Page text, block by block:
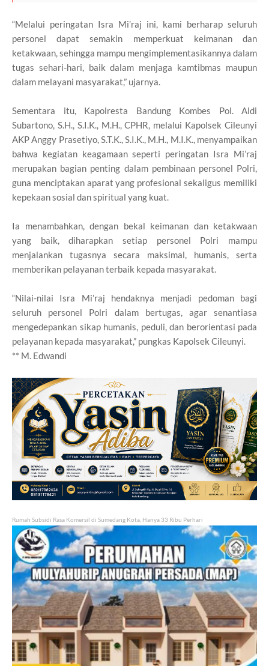
“Melalui peringatan Isra Mi’raj ini, kami berharap seluruh
personel dapat semakin memperkuat keimanan dan
ketakwaan, sehingga mampu mengimplementasikannya dalam
tugas sehari-hari, baik dalam menjaga kamtibmas maupun
dalam melayani masyarakat,” ujarnya.
Sementara itu, Kapolresta Bandung Kombes Pol. Aldi
Subartono, S.H., S.I.K., M.H., CPHR, melalui Kapolsek Cileunyi
AKP Anggy Prasetiyo, S.T.K., S.I.K., M.H., M.I.K., menyampaikan
bahwa kegiatan keagamaan seperti peringatan Isra Mi’raj
merupakan bagian penting dalam pembinaan personel Polri,
guna menciptakan aparat yang profesional sekaligus memiliki
kepekaan sosial dan spiritual yang kuat.
Ia menambahkan, dengan bekal keimanan dan ketakwaan
yang baik, diharapkan setiap personel Polri mampu
menjalankan tugasnya secara maksimal, humanis, serta
memberikan pelayanan terbaik kepada masyarakat.
“Nilai-nilai Isra Mi’raj hendaknya menjadi pedoman bagi
seluruh personel Polri dalam bertugas, agar senantiasa
mengedepankan sikap humanis, peduli, dan berorientasi pada
pelayanan kepada masyarakat,” pungkas Kapolsek Cileunyi.
** M. Edwandi
Rumah Subsidi Rasa Komersil di Sumedang Kota, Hanya 33 Ribu Perhari